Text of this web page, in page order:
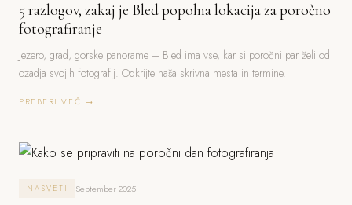
5 razlogov, zakaj je Bled popolna lokacija za poročno
fotografiranje
Jezero, grad, gorske panorame – Bled ima vse, kar si poročni par želi od
ozadja svojih fotografij. Odkrijte naša skrivna mesta in termine.
PREBERI VEČ →
NASVETI September 2025